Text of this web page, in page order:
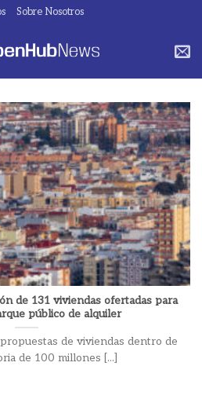
Sobre Nosotros
de 131 viviendas ofertadas para
público de alquiler
de viviendas dentro de
de 100 millones [...]